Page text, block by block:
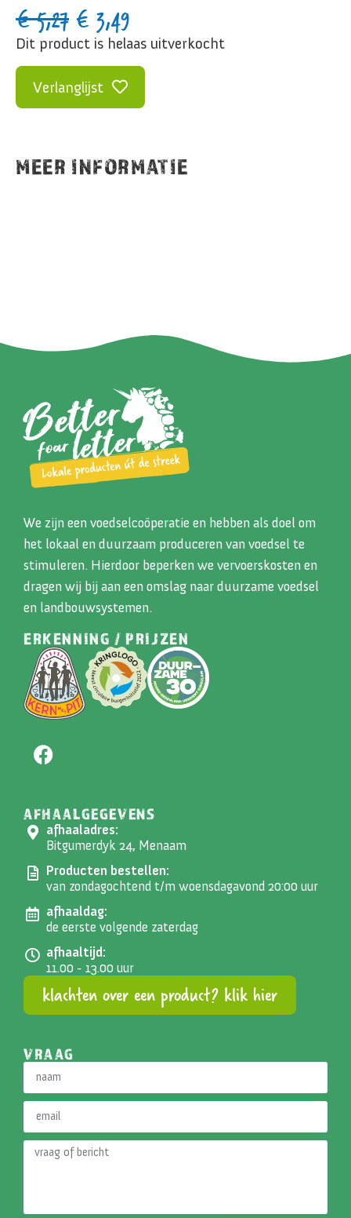
€5,27€ 3,49
Dit product is helaas uitverkocht
Verlanglijst
MEER INFORMATIE
We zijn een voedselcoöperatie en hebben als doel om
het lokaal en duurzaam produceren van voedsel te
stimuleren. Hierdoor beperken we vervoerskosten en
dragen wij bij aan een omslag naar duurzame voedsel
en landbouwsystemen.
ERKENNING / PRIJZEN
AFHAALGEGEVENS
afhaaladres:
Bitgumerdyk 24, Menaam
Producten bestellen:
van zondagochtend t/m woensdagavond 20:00 uur
afhaaldag:
de eerste volgende zaterdag
afhaaltijd:
11.00 - 13.00 uur
klachten over een product? klik hier
VRAAG